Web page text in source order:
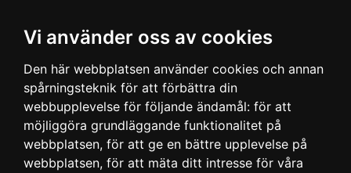
Vi använder oss av cookies
Den här webbplatsen använder cookies och annan
spårningsteknik för att förbättra din
webbupplevelse för följande ändamål: för att
möjliggöra grundläggande funktionalitet på
webbplatsen, för att ge en bättre upplevelse på
webbplatsen, för att mäta ditt intresse för våra